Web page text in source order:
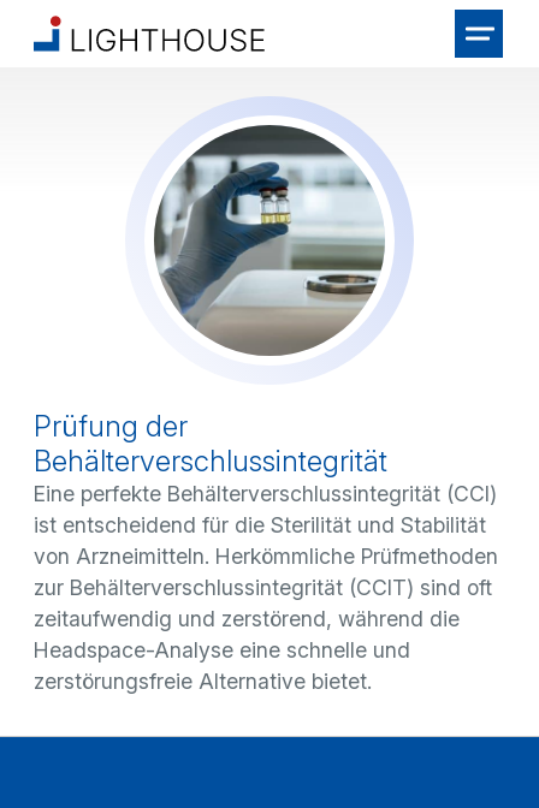
Prüfung der
Behälterverschlussintegrität
Eine perfekte Behälterverschlussintegrität (CCI)
ist entscheidend für die Sterilität und Stabilität
von Arzneimitteln. Herkömmliche Prüfmethoden
zur Behälterverschlussintegrität (CCIT) sind oft
zeitaufwendig und zerstörend, während die
Headspace-Analyse eine schnelle und
zerstörungsfreie Alternative bietet.